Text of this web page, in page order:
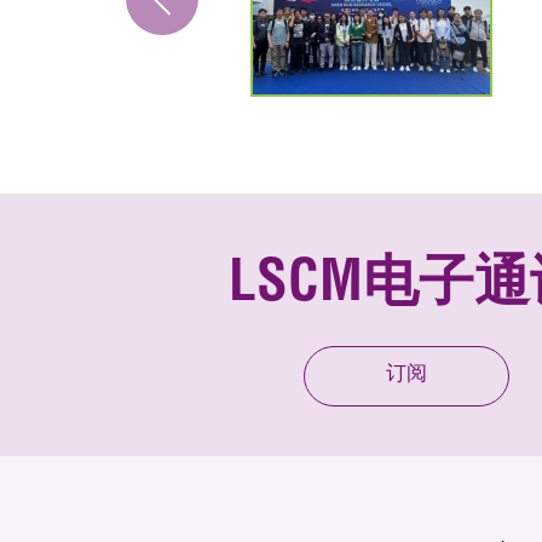
LSCM电子
订阅